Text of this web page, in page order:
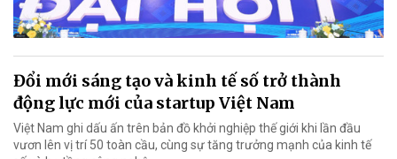
Đổi mới sáng tạo và kinh tế số trở thành
động lực mới của startup Việt Nam
Việt Nam ghi dấu ấn trên bản đồ khởi nghiệp thế giới khi lần đầu
vươn lên vị trí 50 toàn cầu, cùng sự tăng trưởng mạnh của kinh tế